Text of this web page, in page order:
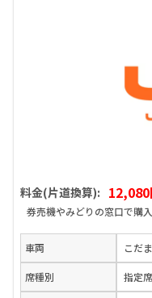
料金(片道換算):
券売機やみどりの窓口で購
車両 こだま
席種別 指定席